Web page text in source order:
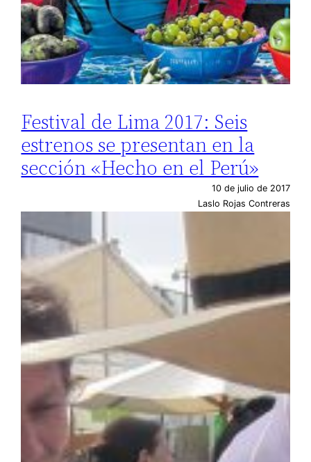
Festival de Lima 2017: Seis
estrenos se presentan en la
sección «Hecho en el Perú»
10 de julio de 2017
Laslo Rojas Contreras